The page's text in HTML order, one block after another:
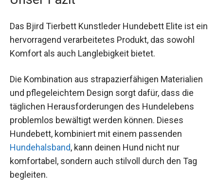
Das Bjird Tierbett Kunstleder Hundebett Elite ist ein
hervorragend verarbeitetes Produkt, das sowohl
Komfort als auch Langlebigkeit bietet.
Die Kombination aus strapazierfähigen Materialien
und pflegeleichtem Design sorgt dafür, dass die
täglichen Herausforderungen des Hundelebens
problemlos bewältigt werden können. Dieses
Hundebett, kombiniert mit einem passenden
Hundehalsband, kann deinen Hund nicht nur
komfortabel, sondern auch stilvoll durch den Tag
begleiten.